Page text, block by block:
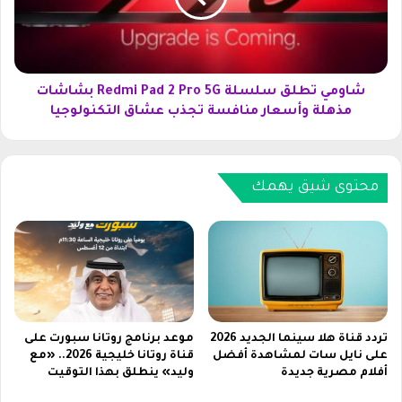
م
ع
ص
ص
ر
M
i
d
a
ت
ق
e
d
d
2
P
r
شاومي تطلق سلسلة Redmi Pad 2 Pro 5G بشاشات
مذهلة وأسعار منافسة تجذب عشاق التكنولوجيا
محتوى شيق يهمك
تردد قناة هلا سينما الجديد 2026
على نايل سات لمشاهدة أفضل
أفلام مصرية جديدة
موعد برنامج روتانا سبورت على
قناة روتانا خليجية 2026.. «مع
وليد» ينطلق بهذا التوقيت